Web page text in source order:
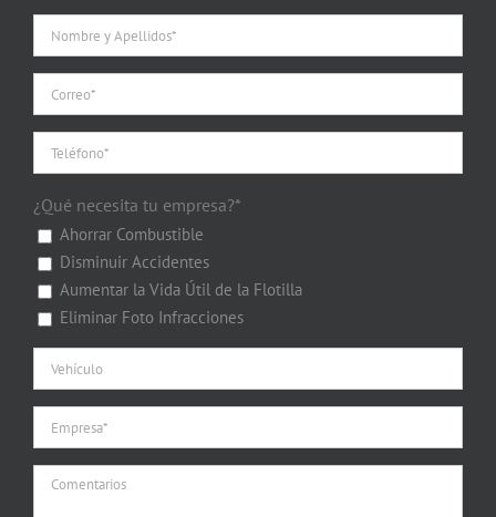
¿Qué necesita tu empresa?*
Ahorrar Combustible
Disminuir Accidentes
Aumentar la Vida Útil de la Flotilla
Eliminar Foto Infracciones